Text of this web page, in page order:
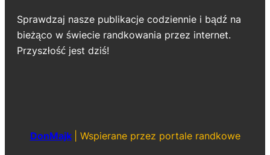
Sprawdzaj nasze publikacje codziennie i bądź na
bieżąco w świecie randkowania przez internet.
Przyszłość jest dziś!
DonMajk Wspierane przez portale randkowe